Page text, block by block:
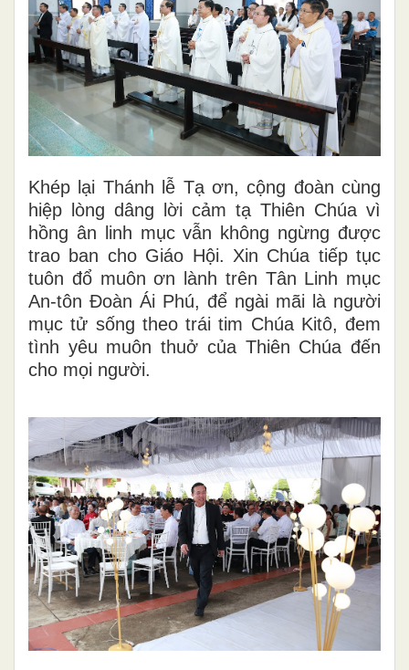
Khép lại Thánh lễ Tạ ơn, cộng đoàn cùng
hiệp lòng dâng lời cảm tạ Thiên Chúa vì
hồng ân linh mục vẫn không ngừng được
trao ban cho Giáo Hội. Xin Chúa tiếp tục
tuôn đổ muôn ơn lành trên Tân Linh mục
An-tôn Đoàn Ái Phú, để ngài mãi là người
mục tử sống theo trái tim Chúa Kitô, đem
tình yêu muôn thuở của Thiên Chúa đến
cho mọi người.